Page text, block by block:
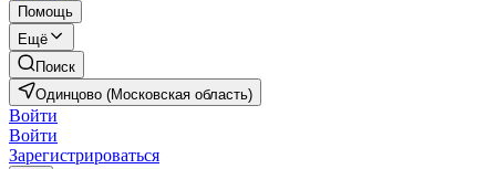
Помощь
Ещё
Поиск
Одинцово (Московская область)
Войти
Войти
Зарегистрироваться